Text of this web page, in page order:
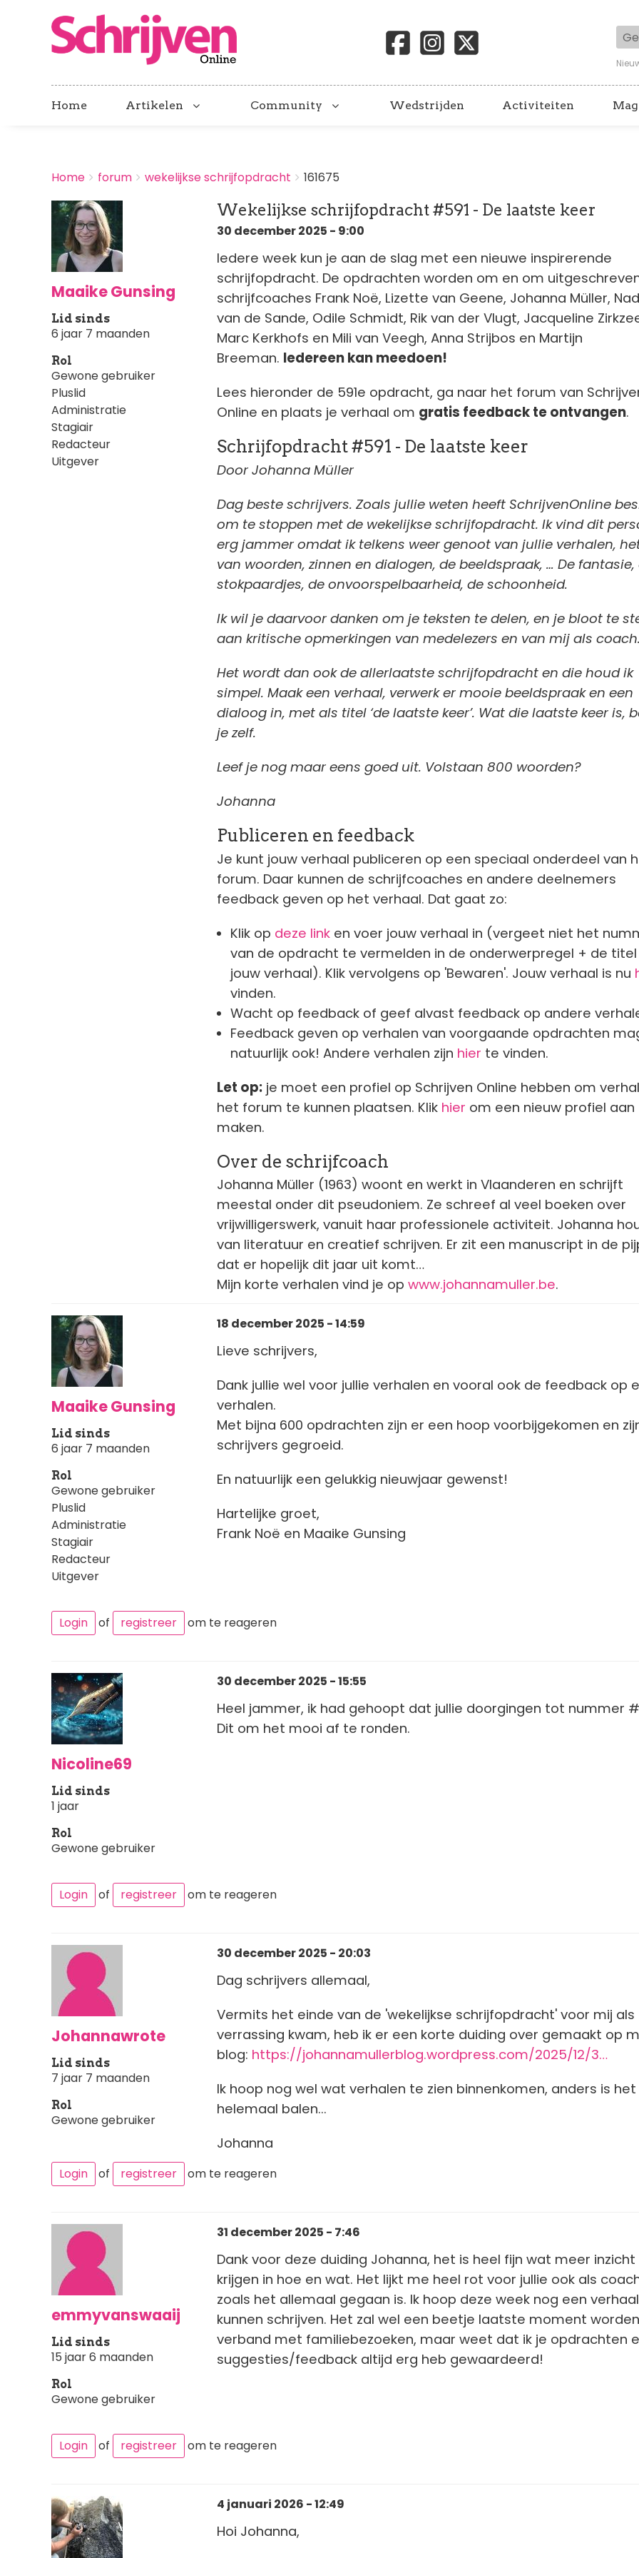
Home Artikelen Community Wedstrijden Activiteiten
BREADCRUMBS
You
here:
Home forum wekelijkse schrijfopdracht 161675
Maaike Gunsing
Lid sinds
6 jaar 7 maanden
Rol
Gewone gebruiker
Pluslid
Administratie
Stagiair
Redacteur
Uitgever
Wekelijkse schrijfopdracht #591 - De laatste keer
30 december 2025 - 9:00
Iedere week kun je aan de slag met een nieuwe inspirerende
schrijfopdracht. De opdrachten worden om en om
schrijfcoaches Frank Noë, Lizette van Geene, Johanna Müller,
van de Sande, Odile Schmidt, Rik van der Vlugt, Jacqueline
Marc Kerkhofs en Mili van Veegh, Anna Strijbos en Martijn
Breeman. Iedereen kan meedoen!
Lees hieronder de 591e opdracht, ga naar het forum van
Online en plaats je verhaal om gratis feedback te ontvangen.
Schrijfopdracht #591 - De laatste keer
Door Johanna Müller
Dag beste schrijvers. Zoals jullie weten heeft SchrijvenOnline
om te stoppen met de wekelijkse schrijfopdracht. Ik vind dit
erg jammer omdat ik telkens weer genoot van jullie verhalen,
van woorden, zinnen en dialogen, de beeldspraak, … De fantasie,
stokpaardjes, de onvoorspelbaarheid, de schoonheid.
Ik wil je daarvoor danken om je teksten te delen, en je bloot te
aan kritische opmerkingen van medelezers en van mij als
Het wordt dan ook de allerlaatste schrijfopdracht en die houd ik
simpel. Maak een verhaal, verwerk er mooie beeldspraak en een
dialoog in, met als titel ‘de laatste keer’. Wat die laatste keer is,
je zelf.
Leef je nog maar eens goed uit. Volstaan 800 woorden?
Johanna
Publiceren en feedback
Je kunt jouw verhaal publiceren op een speciaal onderdeel van
forum. Daar kunnen de schrijfcoaches en andere deelnemers
feedback geven op het verhaal. Dat gaat zo:
Klik op deze link en voer jouw verhaal in (vergeet niet het
van de opdracht te vermelden in de onderwerpregel + de
jouw verhaal). Klik vervolgens op 'Bewaren'. Jouw verhaal is nu
vinden.
Wacht op feedback of geef alvast feedback op andere
Feedback geven op verhalen van voorgaande opdrachten
natuurlijk ook! Andere verhalen zijn hier te vinden.
Let op: je moet een profiel op Schrijven Online hebben om
het forum te kunnen plaatsen. Klik hier om een nieuw profiel
maken.
Over de schrijfcoach
Johanna Müller (1963) woont en werkt in Vlaanderen en schrijft
meestal onder dit pseudoniem. Ze schreef al veel boeken over
vrijwilligerswerk, vanuit haar professionele activiteit. Johanna
van literatuur en creatief schrijven. Er zit een manuscript in de
dat er hopelijk dit jaar uit komt…
Mijn korte verhalen vind je op www.johannamuller.be.
Maaike Gunsing
Lid sinds
6 jaar 7 maanden
Rol
Gewone gebruiker
Pluslid
Administratie
Stagiair
Redacteur
Uitgever
18 december 2025 - 14:59
Lieve schrijvers,
Dank jullie wel voor jullie verhalen en vooral ook de feedback op
verhalen.
Met bijna 600 opdrachten zijn er een hoop voorbijgekomen en
schrijvers gegroeid.
En natuurlijk een gelukkig nieuwjaar gewenst!
Hartelijke groet,
Frank Noë en Maaike Gunsing
Login of registreer om te reageren
Nicoline69
Lid sinds
1 jaar
Rol
Gewone gebruiker
30 december 2025 - 15:55
Heel jammer, ik had gehoopt dat jullie doorgingen tot nummer
Dit om het mooi af te ronden.
Login of registreer om te reageren
Johannawrote
Lid sinds
7 jaar 7 maanden
Rol
Gewone gebruiker
30 december 2025 - 20:03
Dag schrijvers allemaal,
Vermits het einde van de 'wekelijkse schrijfopdracht' voor mij als
verrassing kwam, heb ik er een korte duiding over gemaakt op
blog: https://johannamullerblog.wordpress.com/2025/12/3…
Ik hoop nog wel wat verhalen te zien binnenkomen, anders is het
helemaal balen...
Johanna
Login of registreer om te reageren
emmyvanswaaij
Lid sinds
15 jaar 6 maanden
Rol
Gewone gebruiker
31 december 2025 - 7:46
Dank voor deze duiding Johanna, het is heel fijn wat meer
krijgen in hoe en wat. Het lijkt me heel rot voor jullie ook als
zoals het allemaal gegaan is. Ik hoop deze week nog een
kunnen schrijven. Het zal wel een beetje laatste moment
verband met familiebezoeken, maar weet dat ik je opdrachten
suggesties/feedback altijd erg heb gewaardeerd!
Login of registreer om te reageren
4 januari 2026 - 12:49
Hoi Johanna,